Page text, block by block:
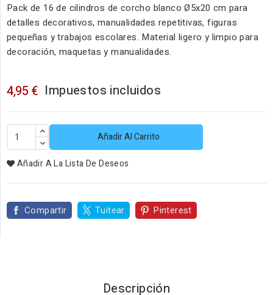
Pack de 16 de cilindros de corcho blanco Ø5x20 cm para
detalles decorativos, manualidades repetitivas, figuras
pequeñas y trabajos escolares. Material ligero y limpio para
decoración, maquetas y manualidades.
4,95 € Impuestos incluidos
Añadir Al Carrito
Añadir A La Lista De Deseos
Compartir Tuitear Pinterest
Descripción